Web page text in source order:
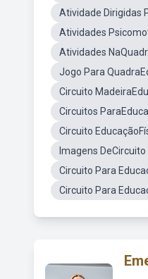
Atividade Dirigidas
Atividades
Atividades
Jogo Para
Circuito
Circuitos
Circuito
Imagens DeCircuito
Circuito Para
Circuito Para